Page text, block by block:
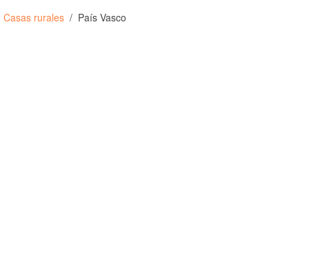
Casas rurales País Vasco